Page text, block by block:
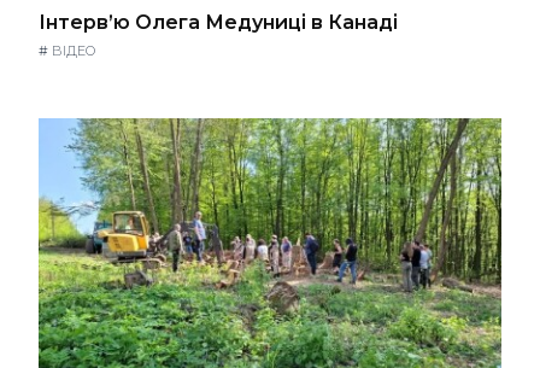
Інтерв’ю Олега Медуниці в Канаді
# ВІДЕО